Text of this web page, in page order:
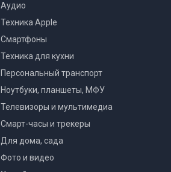
Аудио
Техника Apple
Смартфоны
Техника для кухни
Персональный транспорт
Ноутбуки, планшеты, МФУ
Телевизоры и мультимедиа
Смарт-часы и трекеры
Для дома, сада
Фото и видео